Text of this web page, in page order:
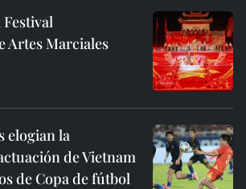
Artes Marciales
elogian la
de Vietnam
de Copa de fútbol